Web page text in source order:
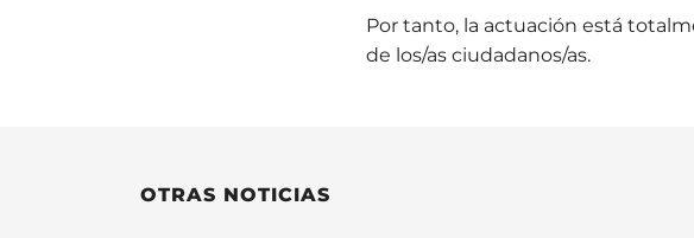
Por tanto, la actuación está
de los/as ciudadanos/as.
OTRAS NOTICIAS